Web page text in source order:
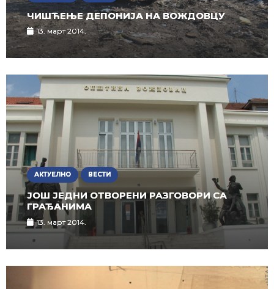
ЧИШЋЕЊЕ ДЕПОНИЈА НА ВОЖДОВЦУ
13. март 2014.
АКТУЕЛНО ВЕСТИ
ЈОШ ЈЕДНИ ОТВОРЕНИ РАЗГОВОРИ СА
ГРАЂАНИМА
13. март 2014.